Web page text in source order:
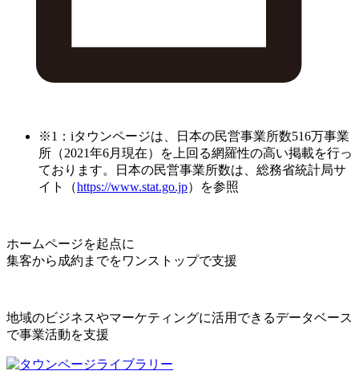
※1：iタウンページは、日本の民営事業所数516万事業
所（2021年6月現在）を上回る網羅性の高い掲載を行っ
ております。日本の民営事業所数は、総務省統計局サ
イト（https://www.stat.go.jp）を参照
ホームページを起点に
集客から成約までをワンストップで支援
地域のビジネスやマーケティングに活用できるデータベース
で事業活動を支援